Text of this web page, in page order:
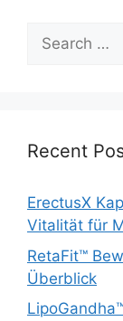
Search
for:
Recent
ErectusX
Vitalität für
RetaFit™
Überblick